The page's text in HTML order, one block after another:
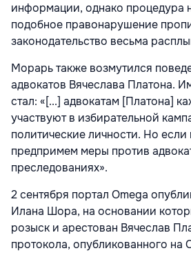
информации, однако процедура
подобное правонарушение
законодательство весьма
Морарь также возмутился
адвокатов Вячеслава Платона.
стал: «[...] адвокатам [Платона]
участвуют в избирательной
политические личности. Но
предпримем меры против
преследованиях».
2 сентября портал Omega
Илана Шора, на основании
розыск и арестован Вячеслав
протокола, опубликованного на